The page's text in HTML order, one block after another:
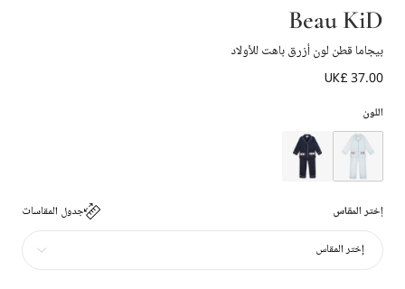
Beau KiD
بيجاما قطن لون أزرق باهت للأولاد
UK£ 37.00
اللون
إختر المقاس جدول المقاسات
إختر المقاس